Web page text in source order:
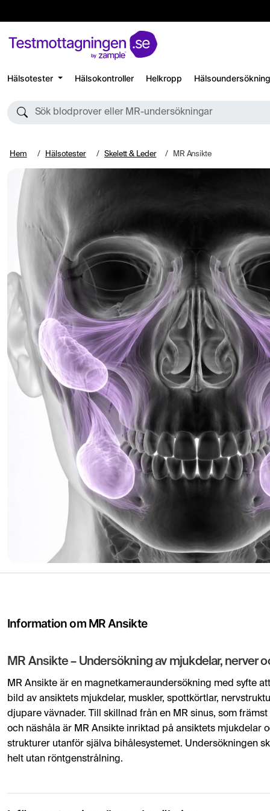
Hälsotester Hälsokontroller Helkropp
Sök blodprover eller MR-undersökningar
Hem Hälsotester Skelett & Leder MR Ansikte
Information om MR Ansikte
MR Ansikte – Undersökning av mjukdelar, nerver
MR Ansikte är en magnetkameraundersökning med syfte
bild av ansiktets mjukdelar, muskler, spottkörtlar,
djupare vävnader. Till skillnad från en MR sinus, som
och näshåla är MR Ansikte inriktad på ansiktets mjukdelar
strukturer utanför själva bihålesystemet. Undersökningen
helt utan röntgenstrålning.